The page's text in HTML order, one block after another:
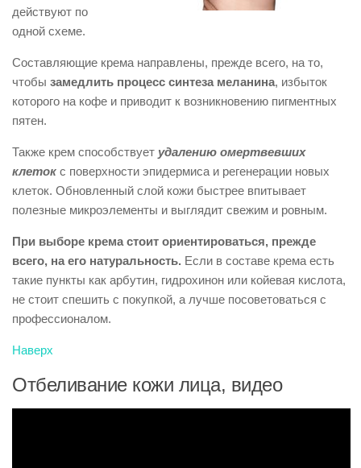
действуют по
одной схеме.
Составляющие крема направлены, прежде всего, на то,
чтобы замедлить процесс синтеза меланина, избыток
которого на кофе и приводит к возникновению пигментных
пятен.
Также крем способствует удалению омертвевших
клеток с поверхности эпидермиса и регенерации новых
клеток. Обновленный слой кожи быстрее впитывает
полезные микроэлементы и выглядит свежим и ровным.
При выборе крема стоит ориентироваться, прежде
всего, на его натуральность. Если в составе крема есть
такие пункты как арбутин, гидрохинон или койевая кислота,
не стоит спешить с покупкой, а лучше посоветоваться с
профессионалом.
Наверх
Отбеливание кожи лица, видео